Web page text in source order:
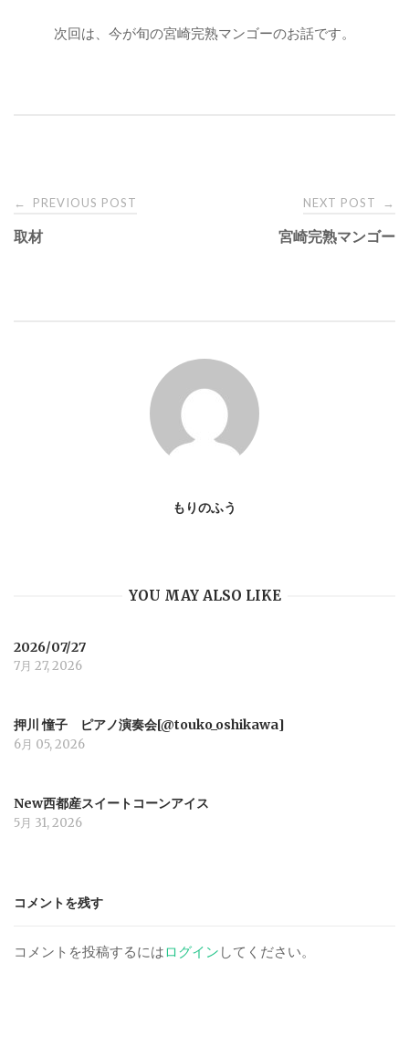
次回は、今が旬の宮崎完熟マンゴーのお話です。
P
a
i
o
← PREVIOUS POST
取材
NEXT POST →
宮崎完熟マンゴー
もりのふう
YOU MAY ALSO LIKE
2026/07/27
7月 27, 2026
押川 憧子 ピアノ演奏会[@touko_oshikawa]
6月 05, 2026
New西都産スイートコーンアイス
5月 31, 2026
コメントを残す
コメントを投稿するにはログイン してください。